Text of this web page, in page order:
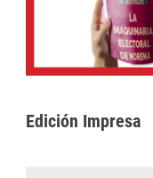
Edición Impresa